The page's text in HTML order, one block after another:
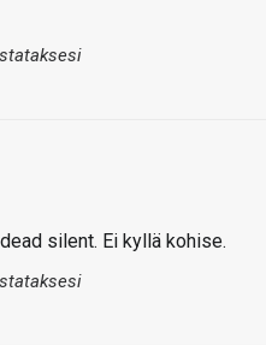
silent. Ei kyllä kohise.